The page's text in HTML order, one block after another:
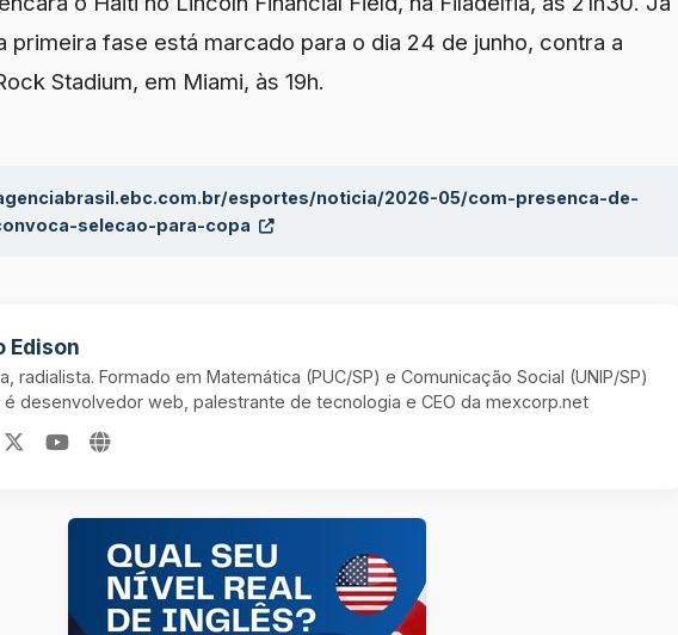
primeira fase está marcado para o dia 24 de junho, contra a
Stadium, em Miami, às 19h.
esportes/noticia/2026-05/com-presenca-de-
selecao-para-copa
Edison
radialista. Formado em Matemática (PUC/SP) e Comunicação Social (UNIP/SP)
desenvolvedor web, palestrante de tecnologia e CEO da mexcorp.net